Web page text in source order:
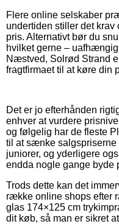
Flere online selskaber
undertiden stiller det krav
pris. Alternativt bør du
hvilket gerne –
Næstved, Solrød Strand
fragtfirmaet til at køre din
Det er jo efterhånden
enhver at vurdere
og følgelig har de fleste
til at sænke salgspriserne
juniorer, og yderligere
endda nogle gange byde
Trods dette kan det
række online shops efter
glas 174×125 cm
dit køb, så man er sikret